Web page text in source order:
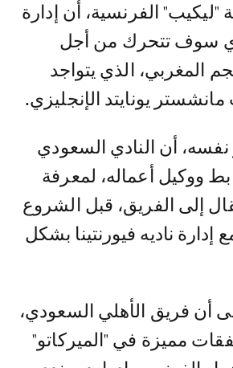
سوف تتحرك من أجل
المغربي، الذي يتواجد
يونايتد الإنجليزي.
أن النادي السعودي
ووكيل أعماله، لمعرفة
إلى الفريق، قبل الشروع
ناديه فيورنتينا بشكل
أن فريق الأهلي السعودي،
مميزة في "الميركاتو"